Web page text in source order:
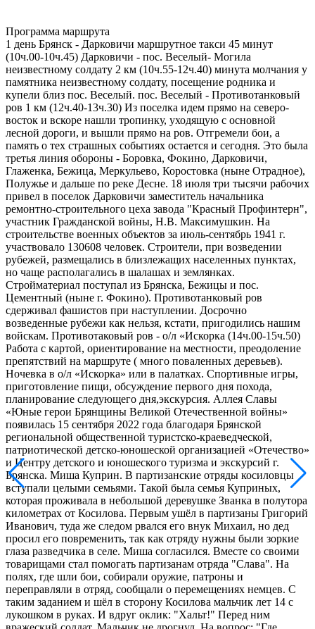
Программа маршрута
1 день Брянск - Дарковичи маршрутное такси 45 минут (10ч.00-10ч.45) Дарковичи - пос. Веселый- Могила неизвестному солдату 2 км (10ч.55-12ч.40) минута молчания у памятника неизвестному солдату, посещение родника и купели близ пос. Веселый. пос. Веселый - Противотанковый ров 1 км (12ч.40-13ч.30) Из поселка идем прямо на северо-восток и вскоре нашли тропинку, уходящую с основной лесной дороги, и вышли прямо на ров. Отгремели бои, а память о тех страшных событиях остается и сегодня. Это была третья линия обороны - Боровка, Фокино, Дарковичи, Глаженка, Бежица, Меркульево, Коростовка (ныне Отрадное), Полужье и дальше по реке Десне. 18 июля три тысячи рабочих привел в поселок Дарковичи заместитель начальника ремонтно-строительного цеха завода "Красный Профинтерн", участник Гражданской войны, Н.В. Максимушкин. На строительстве военных объектов за июль-сентябрь 1941 г. участвовало 130608 человек. Строители, при возведении рубежей, размещались в близлежащих населенных пунктах, но чаще располагались в шалашах и землянках. Стройматериал поступал из Брянска, Бежицы и пос. Цементный (ныне г. Фокино). Противотанковый ров сдерживал фашистов при наступлении. Досрочно возведенные рубежи как нельзя, кстати, пригодились нашим войскам. Противотаковый ров - о/л «Искорка (14ч.00-15ч.50) Работа с картой, ориентирование на местности, преодоление препятствий на маршруте ( много поваленных деревьев). Ночевка в о/л «Искорка» или в палатках. Спортивные игры, приготовление пищи, обсуждение первого дня похода, планирование следующего дня,экскурсия. Аллея Славы «Юные герои Брянщины Великой Отечественной войны» появилась 15 сентября 2022 года благодаря Брянской региональной общественной туристско-краеведческой, патриотической детско-юношеской организацией «Отечество» и Центру детского и юношеского туризма и экскурсий г. Брянска. Миша Куприн. В партизанские отряды косиловцы вступали целыми семьями. Такой была семья Куприных, которая проживала в небольшой деревушке Званка в полутора километрах от Косилова. Первым ушёл в партизаны Григорий Иванович, туда же следом рвался его внук Михаил, но дед просил его повременить, так как отряду нужны были зоркие глаза разведчика в селе. Миша согласился. Вместе со своими товарищами стал помогать партизанам отряда "Слава". На полях, где шли бои, собирали оружие, патроны и переправляли в отряд, сообщали о перемещениях немцев. С таким заданием и шёл в сторону Косилова мальчик лет 14 с лукошком в руках. И вдруг оклик: "Хальт!" Перед ним вражеский солдат. Мальчик не дрогнул. На вопрос: "Где партизаны?" - уверено отвечал: "Я собирал ягоды". Фашисты озверели, били по голове, выкручивали руки, а затем потащили в свой штаб в Бацкино. Бросили на ночь в подвал. А утром опять: "Ты поведёшь к партизанам?". Ответ уверенный: "Идёмте. Поведу!" Миша повёл немцев в противоположную сторону, где течёт Ветьма.. Долго кружили немцы по следам Миши, а потом, все, осознав, озверели. Умирая, Миша кричал: "Бейте, гадюки, но Родину я не предам!" - такими были последние слова 14-летнего героя. Палачи бросили замученного Мишу в лесу. Через несколько дней его тело нашли партизаны. Хоронили Мишу Куприна на Косиловском кладбище, со всеми боевыми почестями. 2.Володя Казначеев 1941 год. Весной закончил пятый класс. Осенью вступил в партизанский отряд. Когда вместе с сестрой Аней он пришел к партизанам в Клетнянские леса, что на Брянщине, в отряде говорили: "Ну и пополнение. " Правда, узнав, что они из Соловьяновки, дети Елены Кондратьевны Казначеевой, той, что пекла хлеб для партизан, шутить перестали (Елена Кондратьевна была убита фашистами). В отряде была "партизанская школа". Там обучались будущие минеры, подрывники. Володя на "отлично" усвоил эту науку и вместе со старшими товарищами пустил под откос восемь эшелонов. Приходилось ему прикрывать отход группы, гранатами останавливая преследователей. Он был связным; ходил нередко в Клетню, доставляя ценнейшие сведения; дождавшись темноты, расклеивал листовки. От операции к операции 21 3.Оля Корнеева. Оля Корнеева из поселка Любохны, когда началась война ей было 14 лет. Отец после выхода из окружения ушел в партизаны. Оля осталась в поселке, помогала партизанам: ночью расклеивала листовки, днем уходила на перекрестки дорог и наблюдала за движением техники и живой силы противника. Её часто видели с корзиной в руке, сверху которой лежало белье для стирки, а внизу сведенья для партизан. Ночью за которыми приходили партизаны из леса. В августе 1942 года её бросили в тюрьму, гестаповцы жестоко пытали юную патриотку, избивали плетьми, загоняли под ногти иголки, ей отрубили правую руку, но Оля не выдала местонахождение партизан. Через несколько дней её и пожилого человека повели на расстрел. При расстреле старик и Оля сорвали повязку с глаз. Посмертно Ольга Корнеева награждена медалью «За отвагу!» 4. Серёжа Алешков В музее Обороны Сталинграда экспонируется портрет шестилетнего мальчика, одетого в солдатскую форму. В подписи к снимку говорится, что Сережа Алешков  самый юный защитник города-героя. Еще до войны у Сережи умер отец. Когда гитлеровцы вторглись в пределы нашей страны, два старших брата, Иван и Андрей, ушли на фронт. Мать погибла от рук фашистов. Сережу оставили в 142 полку. Во время боя на днепровском плацдарме вражеский снаряд угодил в наблюдательный пункт командира полка. Сережа, находившийся в соседнем окопе, бросился к саперам. Подоспевшие бойцы быстро разобрали обломки блиндажа. Тяжелораненый командир был отправлен в госпиталь. За спасание командира Серёжа был награжден медалью «За боевые заслуги». 2 день Подъем в 8ч.00 Завтрак 8ч.30 Выход на маршрут о/л «Искорка» - «Камень памяти» стенд мемориального комплекса партизанского отряда им А. И. Виноградова. (9ч.00-10ч.05) До «камня памяти» по лесной дороге 2 км. На маршруте много поваленных деревьев на тропе. Тропа ведет до беседки и выходит к мемориальному комплексу «Стоянка партизанского отряда им. А.И. Виноградова» На стендах, расположенных в районе камня памяти много информации о партизанском движении в годы войны. Перед партизанами была поставлена задача: развернуть диверсионную деятельность, взрывать железнодорожные мосты и поезда, уничтожать линии связи. Преградить путь вражеским подкреплениям и тем самым содействовать успеху наших войск под Москвой. Бойцы партизанских отрядов за два года уничтожили огромное количество вражеской живой силы и техники. В этом же месте находится памятник двум девушкам. Погибли они на Любохонском большаке. В феврале 1942 года наши девушки возвращались с задания и их задержали полицаи, - рассказал Сергей Протопов. – «Стали пытать, загоняя иголки под ногти, но они, никого не выдали. Замученных девушек привели к кривому дубу, и повесили. Через два дня девушек ночью сняли с дуба и захоронили недалеко от места гибели». «Камень памяти» - Фокинское лесничество (10ч.05-11ч.25) Дальше группа пошла на восток в сторону конефермы. Дорога была прямая, но плохо проходимая в некоторых местах были огромные лужи и благодаря тому, что был легкий мороз, лужи замерзли и земля потеряла свою вязкость и можно было идти с комфортом. Конеферма находится в районе г. Фокино. Дети покормили лошадей яблоками и хлебом, и мы отправились дальше по маршруту. Фокинское лесничество - г. Фокино (11ч.25-12ч.25). Обзорная экскурсия по городу г.Фокино (12ч. 25-14ч.00 Город Фокино - один из самых молодых городов Брянщины. Он носит имя революционера Игната Ивановича Фокина, первого председателя Брянского городского совета. Город Фокино находится в Дятьковском районе Брянской области на реке Болва. В 1899 году предприниматель Мальцов основал цементный завод. При заводе возник поселок Цементный, который в 1964 году получил новый статус города и назван Фокино. 8 октября 1941 г. поселок Цементный заняли фашисты. За два года оккупации, поселок и цементный завод, были превращены в руины. Фашисты взорвали мосты и железнодорожные пути, вывели из строя водоснабжение, уничтожили артезианскую скважину, сожгли общественные здания (клубы, детский сад, ясли) и 275 жилых домов, оставшиеся дома требовали капитального ремонта. Фактически все надо было строить заново, но город жил и люди радостно встречали солдат освободителей. В память о погибших освободителях этих мест были установлены памятники в деревне Березино, Пупково и в Фокино в сквере Победы установлен мемориальный комплекс погибшим в годы Великой отечественной войны. Дополнительные сведения о походе: Перечень специального и особенности общественного и личного снаряжения. Карты, фонарики, блокнот, часы, ручки, компас, термоса, топор, телефон, котелок, теплые вещи, сменная обувь, КЛМН, перекус и т.д. Содержание аптечки Бинт, зеленка, йод, вата, перекись водорода, сердечные, болеутоляющие, жаропонижающие, лейкопластырь, жгут. Содержание ремонтного набора Нитки, иголки, ножницы, плоскогубцы булавки, проволока, клей, скотч. Список продуктов питания и меню Картофель сырой – 3-4 шт. тушенка, сахар, соль, чай, картофель вареный – 2 шт., сало, хлеб, конфеты, сушки, печенье, яйца варенные, , изюм, сгущенное молоко, макароны, овес, сухофрукты, сухие завтраки. Выводы: Этот поход дал возможность ребятам, прикоснуться к героическим страницам истории партизанского движения на Брянщине. Дети перед походом нашли много исторических материалов по партизанскому движению на Брянщине. Они узнали много нового и интересного. Очень важно знать историю своего края, чтить и помнить тех, кто не вернулся с войны. Подборка материалов к походу дала мотивацию к тому, чтобы пройти по партизанским тропам и почтить память павших в боях за нашу Родину. Также были приобретены новые знания по туристско-краеведческой деятельности. За время похода ребята приобрели новые знания и навыки походной практики, а это работа с картографическим материалом, преодоление препятствий, установка палатки и приготовление пищи в походных условиях. Дети научились работать в группе в совместной деятельности, оказывать помощь и брать на себя ответственность за выполнение порученной работы на